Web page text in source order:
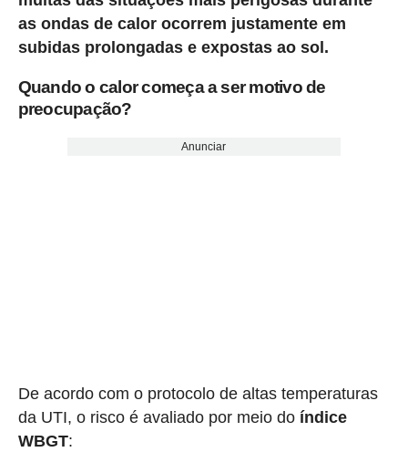
as ondas de calor ocorrem justamente em
subidas prolongadas e expostas ao sol.
Quando o calor começa a ser motivo de
preocupação?
Anunciar
De acordo com o protocolo de altas temperaturas
da UTI, o risco é avaliado por meio do índice
WBGT: